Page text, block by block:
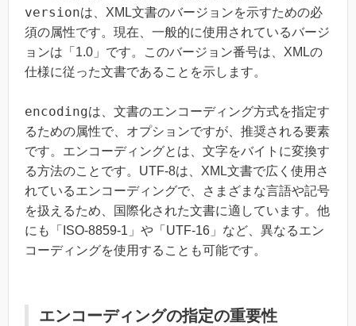
versionは、XML文書のバージョンを示すための必
須の属性です。現在、一般的に使用されているバージ
ョンは「1.0」です。このバージョン番号は、XMLの
仕様に従った文書であることを示します。
encodingは、文書のエンコーディング方式を指定す
るための属性で、オプションですが、推奨される要素
です。エンコーディングとは、文字をバイトに変換す
る方法のことです。UTF-8は、XML文書で広く使用さ
れているエンコーディングで、さまざまな言語や記号
を扱えるため、国際化された文書に適しています。他
にも「ISO-8859-1」や「UTF-16」など、異なるエン
コーディングを使用することも可能です。
エンコーディングの指定の重要性